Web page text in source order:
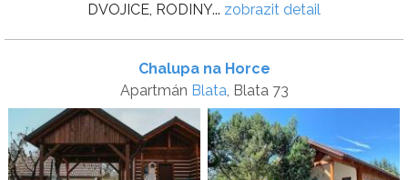
DVOJICE, RODINY... zobrazit detail
Chalupa na Horce
Apartmán Blata, Blata 73